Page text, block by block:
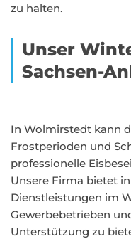
zu halten.
Unser
Sachsen-
In Wolmirstedt kann
Frostperioden und
professionelle
Unsere Firma bietet
Dienstleistungen im
Gewerbebetrieben
Unterstützung zu